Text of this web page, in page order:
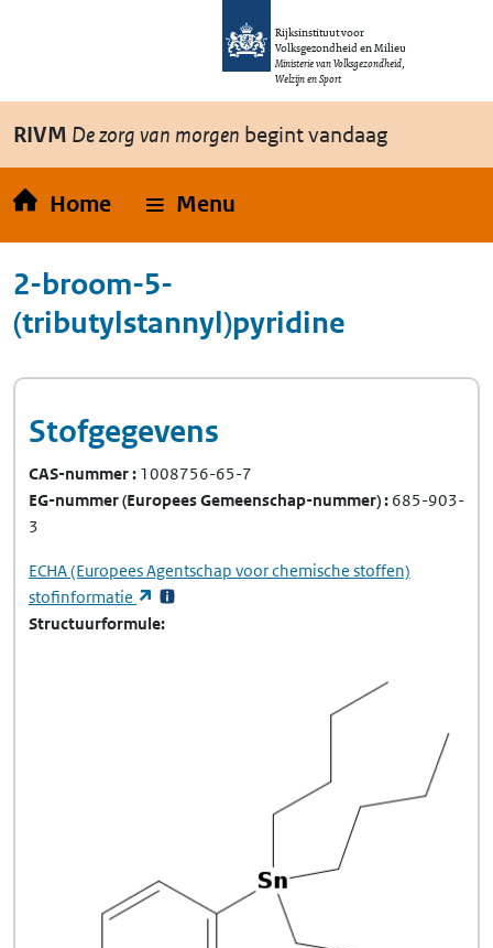
Overslaan en naar de inhoud gaan
Rijksinstituut voor
Volksgezondheid en Milieu
Ministerie van Volksgezondheid,
Welzijn en Sport
RIVM De zorg van morgen begint vandaag
Home Menu
2-broom-5-
(tributylstannyl)pyridine
Stofgegevens
CAS-nummer 1008756-65-7
EG-nummer(Europees Gemeenschap-nummer) 685-903-
3
ECHA(Europees Agentschap voor chemische stoffen)
stofinformatie
(opent in een nieuw tabblad)
Structuurformule